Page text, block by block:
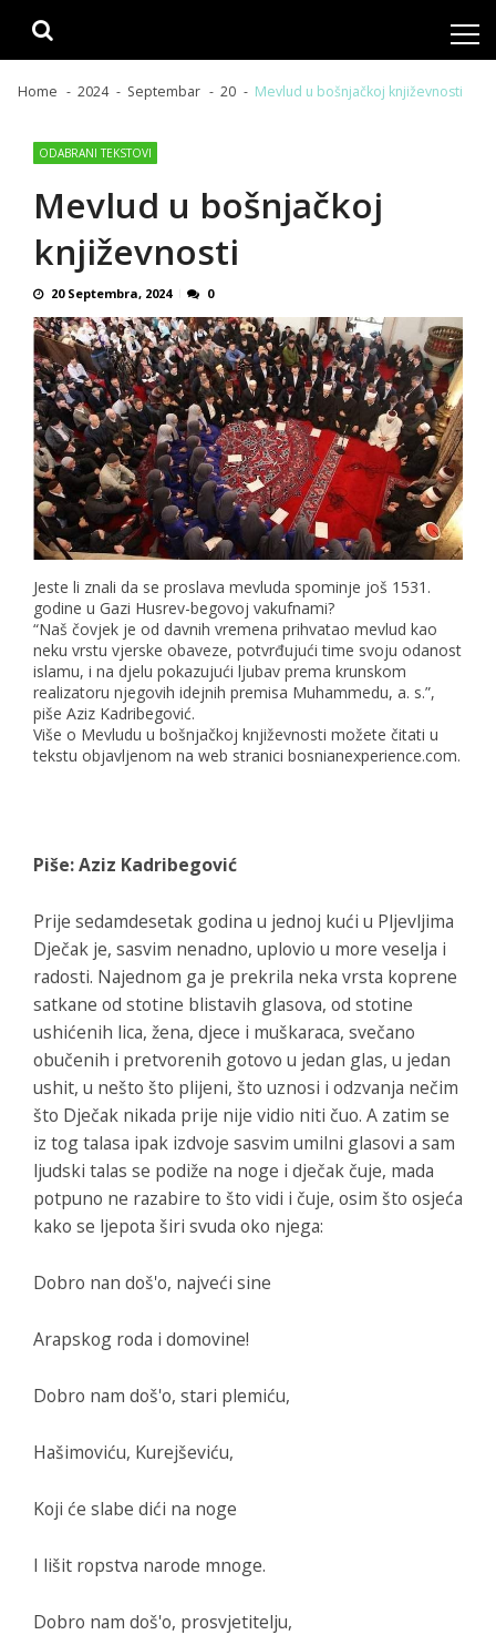
Home 2024 Septembar 20 Mevlud u bošnjačkoj književnosti
ODABRANI TEKSTOVI
Mevlud u bošnjačkoj
književnosti
20 Septembra, 2024 0
Jeste li znali da se proslava mevluda spominje još 1531.
godine u Gazi Husrev-begovoj vakufnami?
“Naš čovjek je od davnih vremena prihvatao mevlud kao
neku vrstu vjerske obaveze, potvrđujući time svoju odanost
islamu, i na djelu pokazujući ljubav prema krunskom
realizatoru njegovih idejnih premisa Muhammedu, a. s.”,
piše Aziz Kadribegović.
Više o Mevludu u bošnjačkoj književnosti možete čitati u
tekstu objavljenom na web stranici bosnianexperience.com.
Piše: Aziz Kadribegović
Prije sedamdesetak godina u jednoj kući u Pljevljima
Dječak je, sasvim nenadno, uplovio u more veselja i
radosti. Najednom ga je prekrila neka vrsta koprene
satkane od stotine blistavih glasova, od stotine
ushićenih lica, žena, djece i muškaraca, svečano
obučenih i pretvorenih gotovo u jedan glas, u jedan
ushit, u nešto što plijeni, što uznosi i odzvanja nečim
što Dječak nikada prije nije vidio niti čuo. A zatim se
iz tog talasa ipak izdvoje sasvim umilni glasovi a sam
ljudski talas se podiže na noge i dječak čuje, mada
potpuno ne razabire to što vidi i čuje, osim što osjeća
kako se ljepota širi svuda oko njega:
Dobro nan doš'o, najveći sine
Arapskog roda i domovine!
Dobro nam doš'o, stari plemiću,
Hašimoviću, Kurejševiću,
Koji će slabe dići na noge
I lišit ropstva narode mnoge.
Dobro nam doš'o, prosvjetitelju,